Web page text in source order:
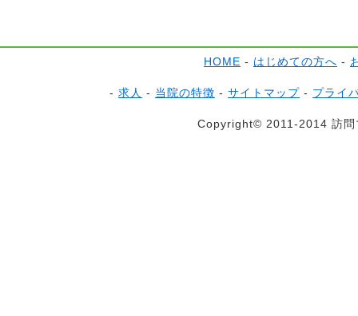
HOME - はじめての方へ -
- 求人 - 当院の特徴 - サイトマップ - プライ
Copyright© 2011-2014 訪問